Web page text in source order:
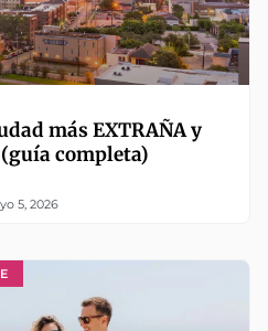
más EXTRAÑA y
completa)
5, 2026